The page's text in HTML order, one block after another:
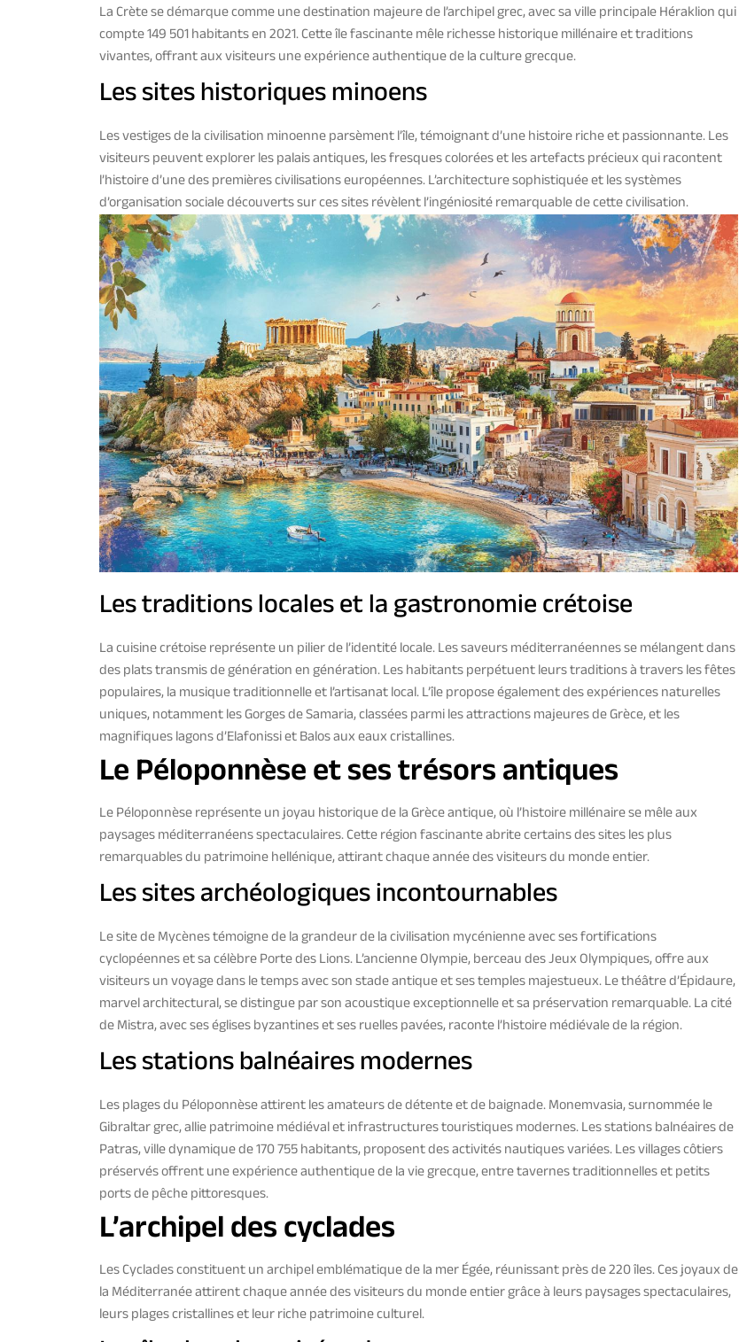
La Crète se démarque comme une destination majeure de l’archipel grec, avec sa ville principale Héraklion qui
compte 149 501 habitants en 2021. Cette île fascinante mêle richesse historique millénaire et traditions
vivantes, offrant aux visiteurs une expérience authentique de la culture grecque.
Les sites historiques minoens
Les vestiges de la civilisation minoenne parsèment l’île, témoignant d’une histoire riche et passionnante. Les
visiteurs peuvent explorer les palais antiques, les fresques colorées et les artefacts précieux qui racontent
l’histoire d’une des premières civilisations européennes. L’architecture sophistiquée et les systèmes
d’organisation sociale découverts sur ces sites révèlent l’ingéniosité remarquable de cette civilisation.
Les traditions locales et la gastronomie crétoise
La cuisine crétoise représente un pilier de l’identité locale. Les saveurs méditerranéennes se mélangent dans
des plats transmis de génération en génération. Les habitants perpétuent leurs traditions à travers les fêtes
populaires, la musique traditionnelle et l’artisanat local. L’île propose également des expériences naturelles
uniques, notamment les Gorges de Samaria, classées parmi les attractions majeures de Grèce, et les
magnifiques lagons d’Elafonissi et Balos aux eaux cristallines.
Le Péloponnèse et ses trésors antiques
Le Péloponnèse représente un joyau historique de la Grèce antique, où l’histoire millénaire se mêle aux
paysages méditerranéens spectaculaires. Cette région fascinante abrite certains des sites les plus
remarquables du patrimoine hellénique, attirant chaque année des visiteurs du monde entier.
Les sites archéologiques incontournables
Le site de Mycènes témoigne de la grandeur de la civilisation mycénienne avec ses fortifications
cyclopéennes et sa célèbre Porte des Lions. L’ancienne Olympie, berceau des Jeux Olympiques, offre aux
visiteurs un voyage dans le temps avec son stade antique et ses temples majestueux. Le théâtre d’Épidaure,
marvel architectural, se distingue par son acoustique exceptionnelle et sa préservation remarquable. La cité
de Mistra, avec ses églises byzantines et ses ruelles pavées, raconte l’histoire médiévale de la région.
Les stations balnéaires modernes
Les plages du Péloponnèse attirent les amateurs de détente et de baignade. Monemvasia, surnommée le
Gibraltar grec, allie patrimoine médiéval et infrastructures touristiques modernes. Les stations balnéaires de
Patras, ville dynamique de 170 755 habitants, proposent des activités nautiques variées. Les villages côtiers
préservés offrent une expérience authentique de la vie grecque, entre tavernes traditionnelles et petits
ports de pêche pittoresques.
L’archipel des cyclades
Les Cyclades constituent un archipel emblématique de la mer Égée, réunissant près de 220 îles. Ces joyaux de
la Méditerranée attirent chaque année des visiteurs du monde entier grâce à leurs paysages spectaculaires,
leurs plages cristallines et leur riche patrimoine culturel.